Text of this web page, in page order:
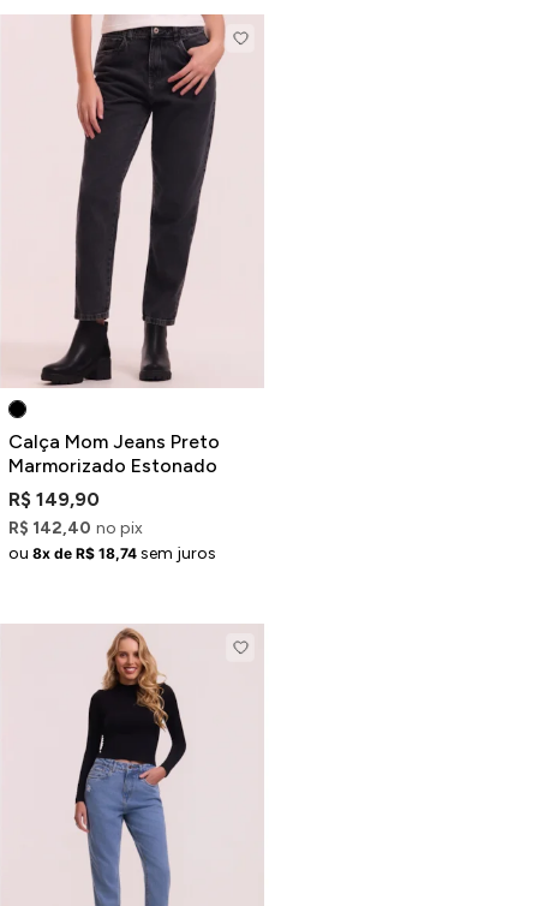
Calça Mom Jeans Preto
Marmorizado Estonado
R$ 149,90
R$ 142,40 no pix
ou 8x de R$ 18,74 sem juros